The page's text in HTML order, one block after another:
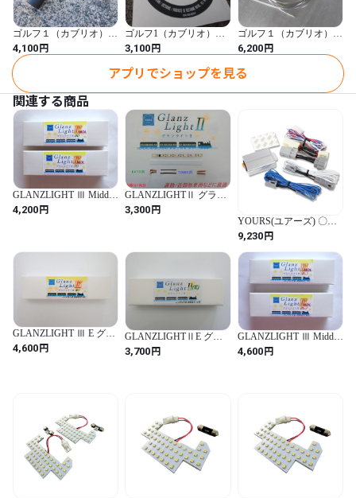
ゴルフ１（カブリオ）等
用リプレースフューエル
アングルホース
4,100円
ゴルフ1（カブリオ）等
用フューエルリッドステ
ッカーレプリカ
3,100円
ゴルフ１（カブリオ）用
ウインドーガラスシール
用クロームトリム
6,200円
アプリでショップを見る
関連する商品
GLANZLIGHT Ⅲ Middle
グランライト Ⅲ(ミドル)
室内灯 10両入り
4,200円
GLANZLIGHTⅡ グラン
ライトⅡ室内灯 10両入
り
3,300円
YOURS(ユアーズ) 〇ラ
イズ 専用 ブレーキ全灯
化キット RAIZE y011-
1108 [2] S
9,230円
GLANZLIGHT Ⅲ E グラ
ンライトⅢ E(ハンダ付
不要/簡単取付)室内灯 K
4,600円
GLANZLIGHTⅡE グラ
ンライトⅡE(ハンダ付不
要/簡単取付)室内灯 K用
3,700円
GLANZLIGHT Ⅲ Middle
Rt/Rm グランライト
Ⅲ(ミドル)Rt/Rm(ハンダ
4,600円